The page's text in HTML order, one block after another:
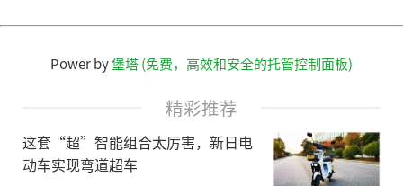
Power by堡塔 (免费，高效和安全的托管控制面板)
精彩推荐
这套“超”智能组合太厉害，新日电
动车实现弯道超车